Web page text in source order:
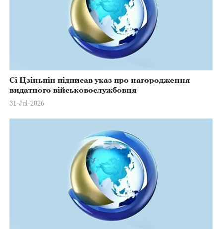
Сі Цзіньпін підписав указ про нагородження
видатного військовослужбовця
31-Jul-2026